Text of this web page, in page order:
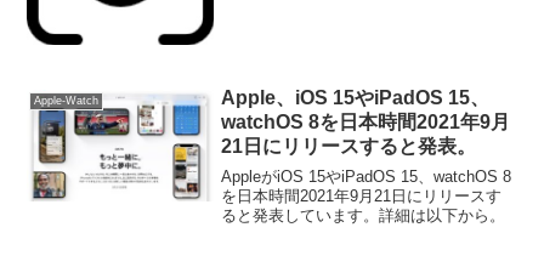
Apple-Watch
Apple、iOS 15やiPadOS 15、
watchOS 8を日本時間2021年9月
21日にリリースすると発表。
AppleがiOS 15やiPadOS 15、watchOS 8
を日本時間2021年9月21日にリリースす
ると発表しています。詳細は以下から。